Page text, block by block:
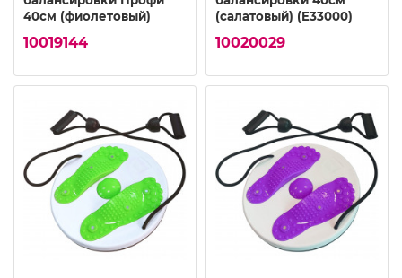
40см (фиолетовый)
10019144
(салатовый) (E33000)
10020029